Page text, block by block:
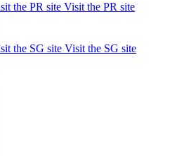
Visit the PR site
Visit the SG site